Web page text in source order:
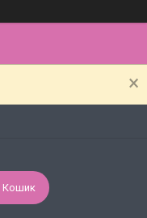
Кошик